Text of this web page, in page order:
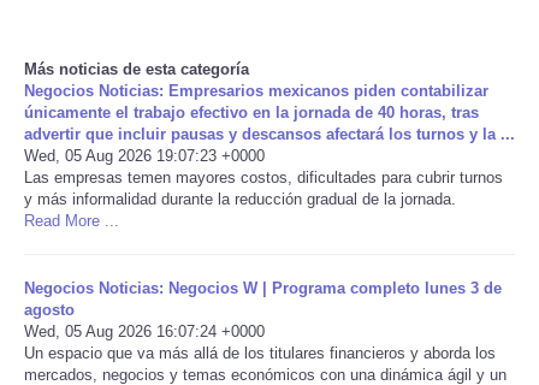
Sports
Technology
Travel
USA
World
Más noticias de esta categoría
Negocios Noticias: Empresarios mexicanos piden contabilizar
únicamente el trabajo efectivo en la jornada de 40 horas, tras
advertir que incluir pausas y descansos afectará los turnos y la ...
Wed, 05 Aug 2026 19:07:23 +0000
Las empresas temen mayores costos, dificultades para cubrir turnos
y más informalidad durante la reducción gradual de la jornada.
Read More ...
Negocios Noticias: Negocios W | Programa completo lunes 3 de
agosto
Wed, 05 Aug 2026 16:07:24 +0000
Un espacio que va más allá de los titulares financieros y aborda los
mercados, negocios y temas económicos con una dinámica ágil y un